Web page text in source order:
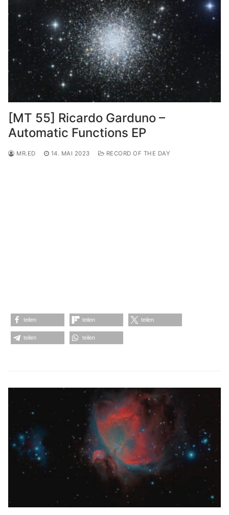
[MT 55] Ricardo Garduno –
Automatic Functions EP
MR.ED 14. MAI 2023 RECORD OF THE DAY
teilen teilen teilen
teilen teilen